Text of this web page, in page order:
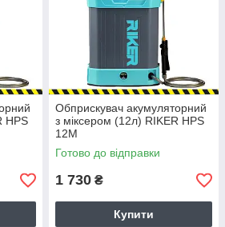
HPS
Обприскувач акумуляторний
з міксером (12л) RIKER HPS
12M
Готово до відправки
1 730 ₴
Купити